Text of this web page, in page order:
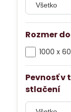
Rozmer
1000 x
Pevnosť v
stlačení